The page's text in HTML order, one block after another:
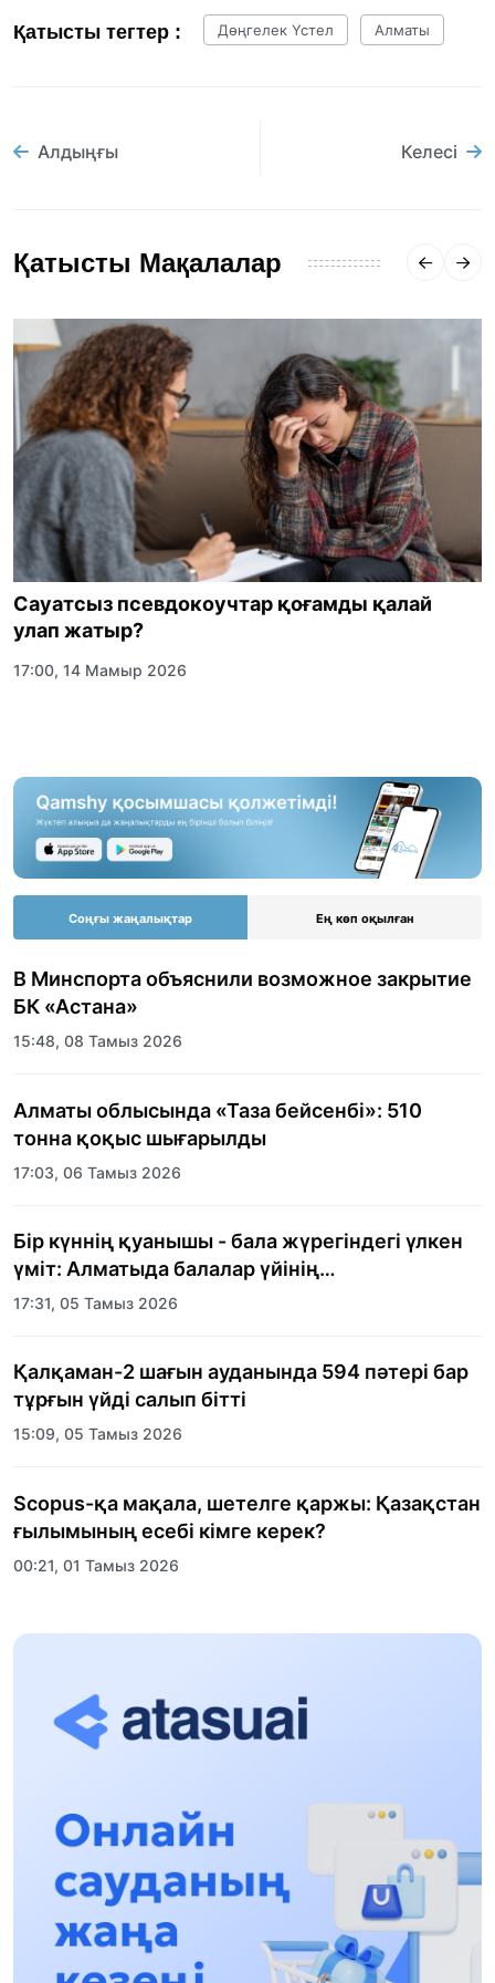
Қатысты тегтер : Дөңгелек Үстел Алматы
Алдыңғы Келесі
Қатысты Мақалалар
Сауатсыз псевдокоучтар қоғамды қалай
улап жатыр?
17:00, 14 Мамыр 2026
Соңғы жаңалықтар Ең көп оқылған
В Минспорта объяснили возможное закрытие
БК «Астана»
15:48, 08 Тамыз 2026
Алматы облысында «Таза бейсенбі»: 510
тонна қоқыс шығарылды
17:03, 06 Тамыз 2026
Бір күннің қуанышы - бала жүрегіндегі үлкен
үміт: Алматыда балалар үйінің
тәрбиеленушілеріне мерекелік күн
17:31, 05 Тамыз 2026
Қалқаман-2 шағын ауданында 594 пәтері бар
тұрғын үйді салып бітті
15:09, 05 Тамыз 2026
Scopus-қа мақала, шетелге қаржы: Қазақстан
ғылымының есебі кімге керек?
00:21, 01 Тамыз 2026
«Заң керуені» жобасы: Абай облысында
17:31, 31 Шілде 2026
13:13, 30 Шілде 2026
Асхат Асылбеков: Күшті билікке күшті
тұлғалар керек!
12:01, 28 Шілде 2026